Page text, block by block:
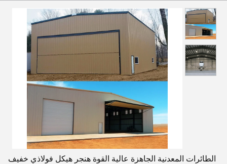
الطائرات المعدنية الجاهزة عالية القوة هنجر هيكل فولاذي خفيف